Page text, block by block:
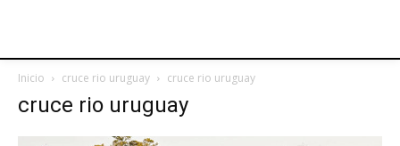
Inicio cruce rio uruguay cruce rio uruguay
cruce rio uruguay